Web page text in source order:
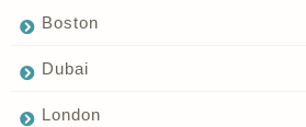
Boston
Dubai
London